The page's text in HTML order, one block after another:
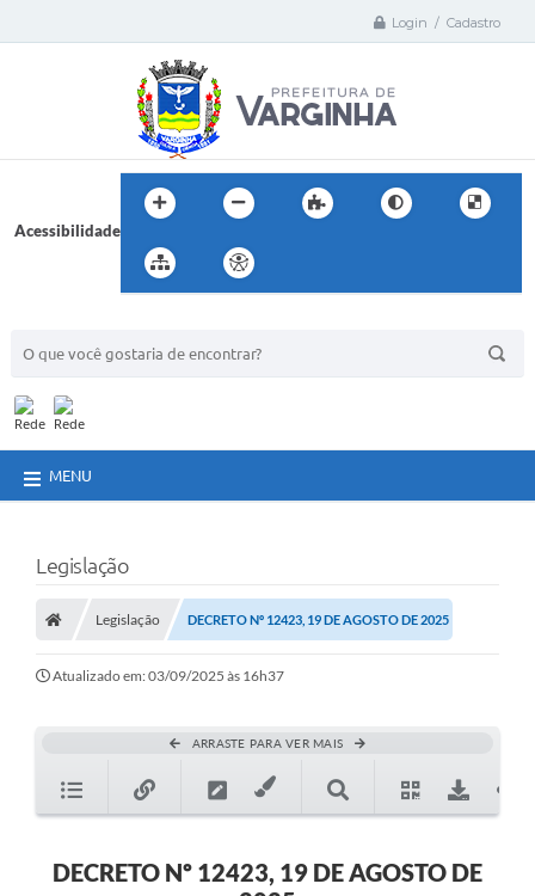
Login / Cadastro
Acessibilidade
MENU
Legislação
Legislação DECRETO Nº 12423, 19 DE AGOSTO DE 2025
Atualizado em: 03/09/2025 às 16h37
ARRASTE PARA VER MAIS
DECRETO Nº 12423, 19 DE AGOSTO DE